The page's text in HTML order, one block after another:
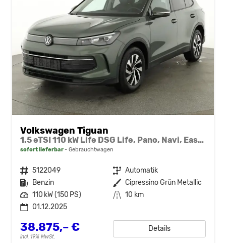
Volkswagen Tiguan
1.5 eTSI 110 kW Life DSG Life, Pano, Navi, EasyOpen, LED-Plus, 5 J.-Garantie
sofort lieferbar Gebrauchtwagen
Fahrzeugnr. 5122049 Getriebe Automatik
Kraftstoff Benzin Außenfarbe Cipressino Grün Metallic
Leistung 110 kW (150 PS) Kilometerstand 10 km
01.12.2025
38.875,– €
incl. 19% MwSt.
Details